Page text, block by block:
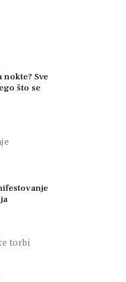
Sve
što se